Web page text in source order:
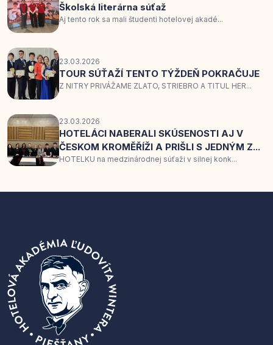
Školská literárna súťaž
Aj tento rok sa mali študenti hotelovej akadé...
23.03.2026
TOUR SÚŤAŽÍ TENTO TÝŽDEŇ POKRAČUJE
Z NITRY PRIVÁŽAME ZLATO, STRIEBRO A TITUL HER...
23.03.2026
HOTELÁCI NABERALI SKÚSENOSTI AJ V
ČESKOM KROMĚŘÍŽI A PRIŠLI S JEDNÝM Z...
HOTELKU na medzinárodnej súťaži v silnej konk...